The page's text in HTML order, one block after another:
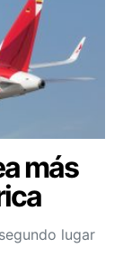
más
lugar